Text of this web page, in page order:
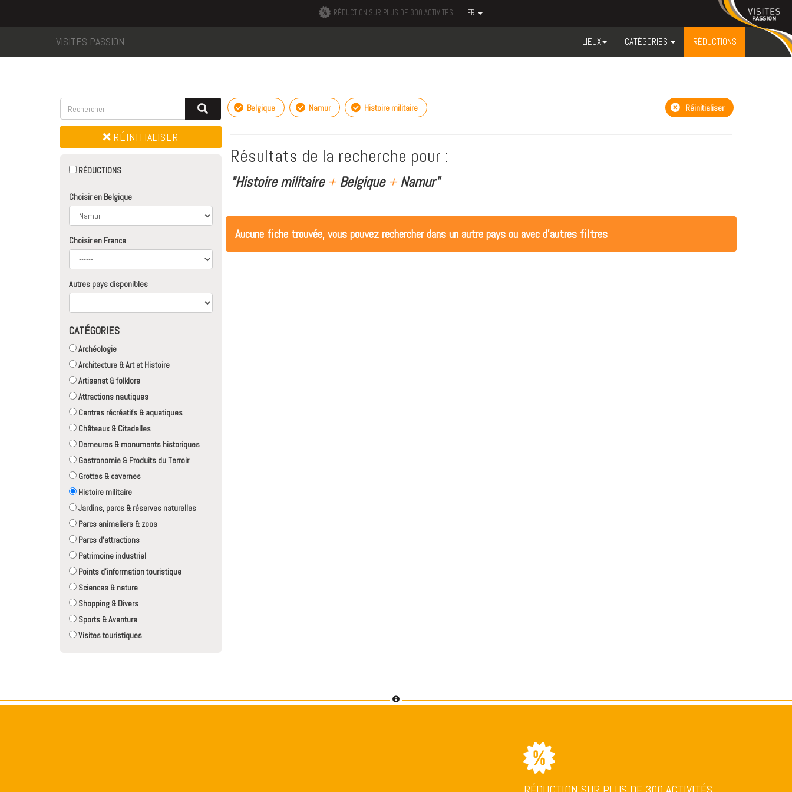
RÉDUCTION SUR PLUS DE 300 ACTIVITÉS FR
VISITES PASSION LIEUX CATÉGORIES RÉDUCTIONS
RÉINITIALISER
RÉDUCTIONS
Choisir en Belgique
Choisir en France
Autres pays disponibles
CATÉGORIES
Archéologie
Architecture & Art et Histoire
Artisanat & folklore
Attractions nautiques
Centres récréatifs & aquatiques
Châteaux & Citadelles
Demeures & monuments historiques
Gastronomie & Produits du Terroir
Grottes & cavernes
Histoire militaire
Jardins, parcs & réserves naturelles
Parcs animaliers & zoos
Parcs d'attractions
Patrimoine industriel
Points d'information touristique
Sciences & nature
Shopping & Divers
Sports & Aventure
Visites touristiques
Belgique Namur Histoire militaire Réinitialiser
Résultats de la recherche pour :
"Histoire militaire +Belgique +Namur"
Aucune fiche trouvée, vous pouvez rechercher dans un autre pays ou avec d'autres filtres